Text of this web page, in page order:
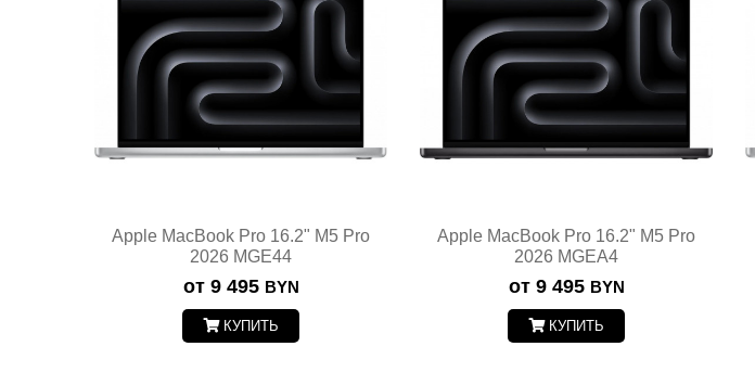
Apple MacBook Pro 16.2" M5 Pro
2026 MGE44
от 9 495 BYN
КУПИТЬ
Apple MacBook Pro 16.2" M5 Pro
2026 MGEA4
от 9 495 BYN
КУПИТЬ